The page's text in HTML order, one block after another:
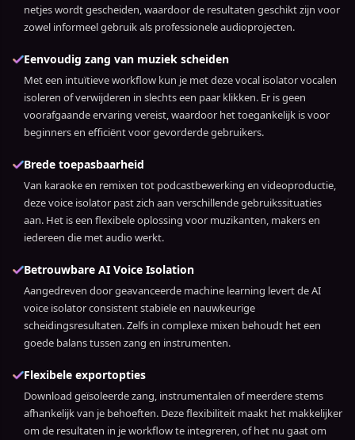
netjes wordt gescheiden, waardoor de resultaten geschikt zijn voor
zowel informeel gebruik als professionele audioprojecten.
Eenvoudig zang van muziek scheiden
Met een intuïtieve workflow kun je met deze vocal isolator vocalen
isoleren of verwijderen in slechts een paar klikken. Er is geen
voorafgaande ervaring vereist, waardoor het toegankelijk is voor
beginners en efficiënt voor gevorderde gebruikers.
Brede toepasbaarheid
Van karaoke en remixen tot podcastbewerking en videoproductie,
deze voice isolator past zich aan verschillende gebruikssituaties
aan. Het is een flexibele oplossing voor muzikanten, makers en
iedereen die met audio werkt.
Betrouwbare AI Voice Isolation
Aangedreven door geavanceerde machine learning levert de AI
voice isolator consistent stabiele en nauwkeurige
scheidingsresultaten. Zelfs in complexe mixen behoudt het een
goede balans tussen zang en instrumenten.
Flexibele exportopties
Download geïsoleerde zang, instrumentalen of meerdere stems
afhankelijk van je behoeften. Deze flexibiliteit maakt het makkelijker
om de resultaten in je workflow te integreren, of het nu gaat om